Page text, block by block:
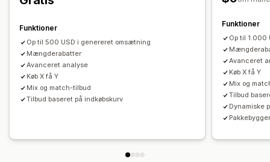
Tilpassede rabatter
Administration af rabatter
Redigeringsværktøj Skabeloner Valutakonvertering
Tilpasning til lokale forhold
Udløsere og regler
Målretning
Segmentering Tagging
Analyser
A/B-test
Faste priser
Antalsbegrænsning Rabatter Mængderabatter
Faste rabatter Procentrabatter
Rabatter i indkøbskurv
Gratis levering
Køb én, og få én gratis
Abonnementer
Massepriser Engrospriser
Tilpassede priser
Funktioner
Op til 500 USD i genereret omsætning
Mængderabatter
Avanceret analyse
Køb X få Y
Mix og match-tilbud
Tilbud baseret på indkøbskurv
Funktioner
Op til 1.000
Avanceret
Køb X få Y
Mix og
Tilbud
Dynamiske